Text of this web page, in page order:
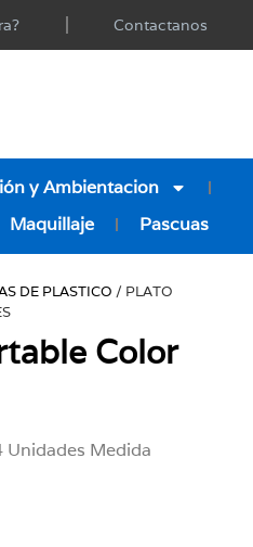
Contactanos
y Ambientacion
Maquillaje Pascuas
DE PLASTICO / PLATO
Color
Unidades Medida